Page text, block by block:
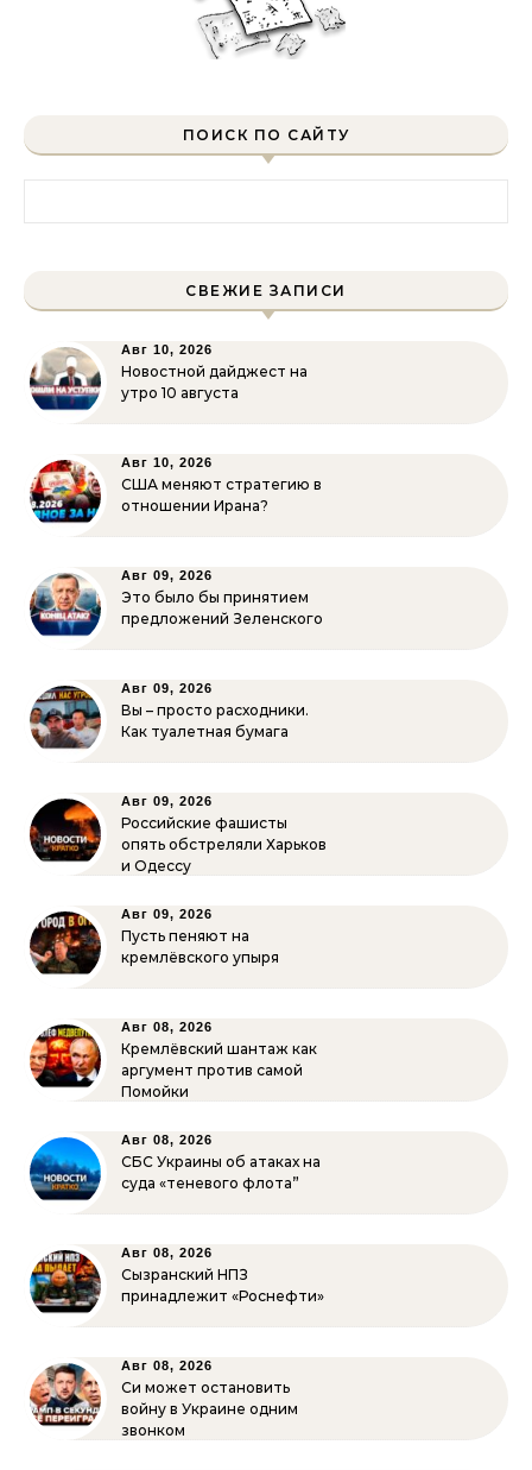
ПОИСК ПО САЙТУ
СВЕЖИЕ ЗАПИСИ
Авг 10, 2026
Новостной дайджест на
утро 10 августа
Авг 10, 2026
США меняют стратегию в
отношении Ирана?
Авг 09, 2026
Это было бы принятием
предложений Зеленского
Авг 09, 2026
Вы – просто расходники.
Как туалетная бумага
Авг 09, 2026
Российские фашисты
опять обстреляли Харьков
и Одессу
Авг 09, 2026
Пусть пеняют на
кремлёвского упыря
Авг 08, 2026
Кремлёвский шантаж как
аргумент против самой
Помойки
Авг 08, 2026
СБС Украины об атаках на
суда «теневого флота”
Авг 08, 2026
Сызранский НПЗ
принадлежит «Роснефти»
Авг 08, 2026
Си может остановить
войну в Украине одним
звонком